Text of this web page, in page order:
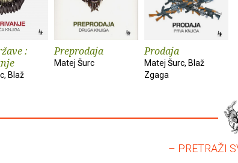
:
Blaž
Preprodaja
Matej Šurc
Prodaja
Matej Šurc, Blaž
Zgaga
– PRETRAŽI